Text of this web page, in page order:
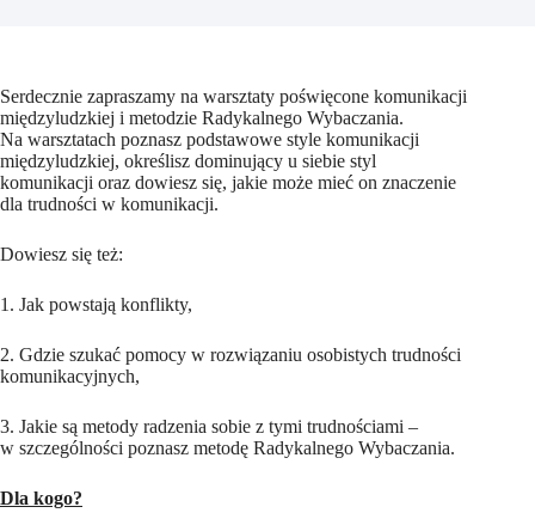
Serdecznie zapraszamy na warsztaty poświęcone komunikacji
międzyludzkiej i metodzie Radykalnego Wybaczania.
Na warsztatach poznasz podstawowe style komunikacji
międzyludzkiej, określisz dominujący u siebie styl
komunikacji oraz dowiesz się, jakie może mieć on znaczenie
dla trudności w komunikacji.
Dowiesz się też:
1. Jak powstają konflikty,
2. Gdzie szukać pomocy w rozwiązaniu osobistych trudności
komunikacyjnych,
3. Jakie są metody radzenia sobie z tymi trudnościami –
w szczególności poznasz metodę Radykalnego Wybaczania.
Dla kogo?